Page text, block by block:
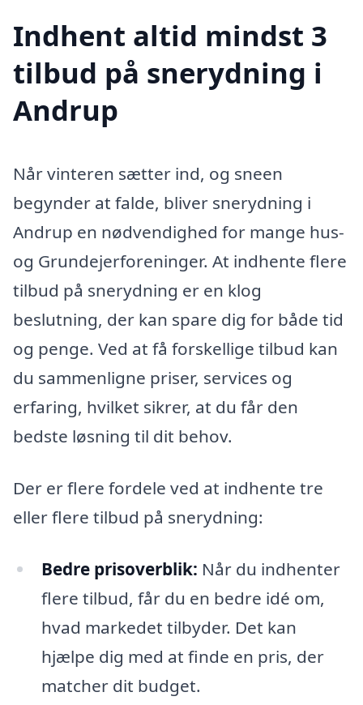
Indhent altid mindst 3
tilbud på snerydning i
Andrup
Når vinteren sætter ind, og sneen
begynder at falde, bliver snerydning i
Andrup en nødvendighed for mange hus-
og Grundejerforeninger. At indhente flere
tilbud på snerydning er en klog
beslutning, der kan spare dig for både tid
og penge. Ved at få forskellige tilbud kan
du sammenligne priser, services og
erfaring, hvilket sikrer, at du får den
bedste løsning til dit behov.
Der er flere fordele ved at indhente tre
eller flere tilbud på snerydning:
Bedre prisoverblik: Når du indhenter
flere tilbud, får du en bedre idé om,
hvad markedet tilbyder. Det kan
hjælpe dig med at finde en pris, der
matcher dit budget.